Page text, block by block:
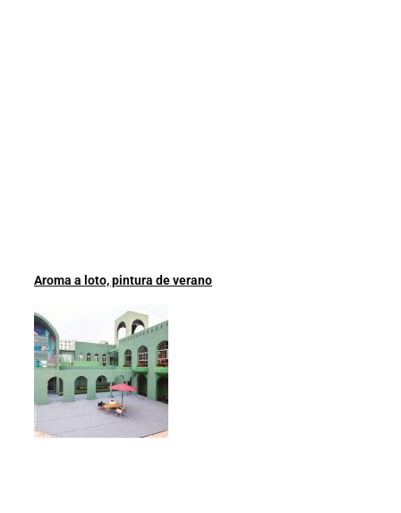
Aroma a loto, pintura de verano